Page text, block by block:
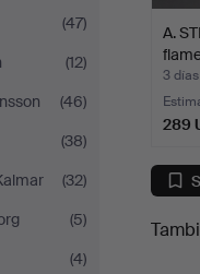
(47)
(12)
(46)
(38)
(32)
(5)
(4)
A.
3 días
289